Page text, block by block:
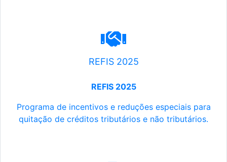
REFIS 2025
REFIS 2025
Programa de incentivos e reduções especiais para
quitação de créditos tributários e não tributários.